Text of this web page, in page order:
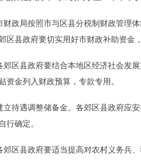
局按照市与区县分税制财政管理体
区县政府要切实用好市财政补助资金
县政府要结合本地区经济社会发展
资金列入财政预算，专款专用。
遇调整储备金。各郊区县政府应安
行确定。
县政府要适当提高对农村义务兵、